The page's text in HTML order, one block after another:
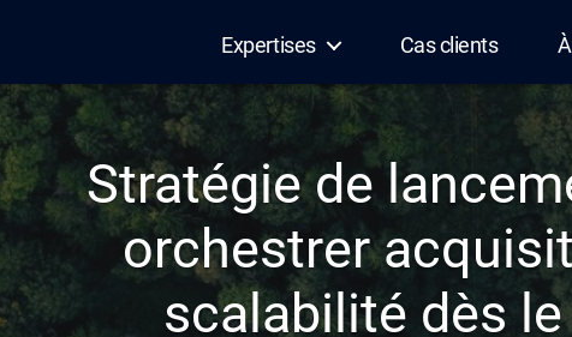
Expertises Cas clients
Stratégie de
orchestrer
scalabilité dès